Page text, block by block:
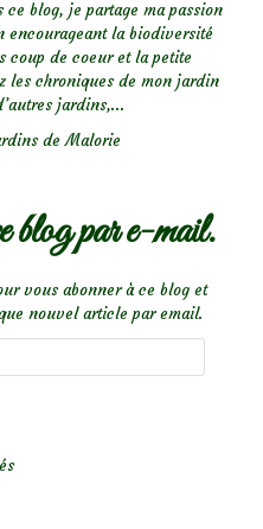
blog, je partage ma passion
encourageant la biodiversité
coup de coeur et la petite
les chroniques de mon jardin
jardins,...
de Malorie
blog par e-mail.
vous abonner à ce blog et
nouvel article par email.